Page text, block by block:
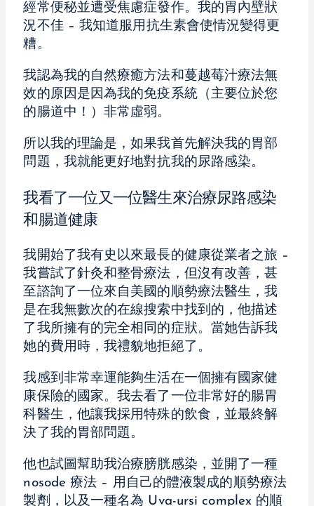
經常便秘並遭受焦慮症發作。我的胃內壁狀
況不佳 – 我知道服用抗生素會使情況變得更
糟。
我認為我的自然療癒方法和蔓越莓汁療法無
效的原因是因為我的免疫系統（主要位於您
的腸道中！）非常虛弱。
所以我的理論是，如果我首先解決我的胃部
問題，我就能更好地對抗我的尿路感染。
我看了一位又一位醫生來治療尿路感染
和腸道健康
我開始了我有史以來最長的健康從業者之旅 –
我嘗試了針灸和整骨療法，但沒有改善，甚
至諮詢了一位來自美國的順勢療法醫生，我
是在我無數次的在線搜索中找到的，他描述
了我所擁有的完全相同的症狀。當她告訴我
她的費用時，我禮貌地拒絕了。
我感到非常幸運能夠生活在一個擁有國家健
康保險的國家。我去看了一位非常好的腸胃
科醫生，他讓我採用特殊的飲食，並最終解
決了我的胃部問題。
他也試圖幫助我治療膀胱感染，並開了一種
nosode 療法 – 用自己的體液製成的順勢療法
製劑，以及一種名為 Uva-ursi complex 的順